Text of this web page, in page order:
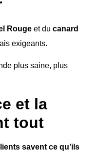
Rouge et du canard
exigeants.
plus saine, plus
et la
tout
savent ce qu’ils